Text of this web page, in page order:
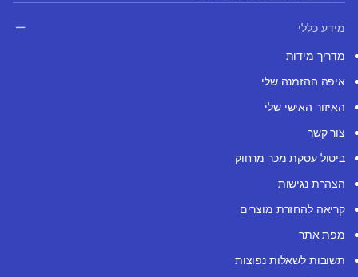
מידע כללי
מדריך מידות
איפה ההזמנה שלי
האיזור האישי שלי
צור קשר
ביטול עסקת מכר מרחוק
הצהרת נגישות
קריאה להחזרת מוצרים
מפת אתר
תשובות לשאלות נפוצות